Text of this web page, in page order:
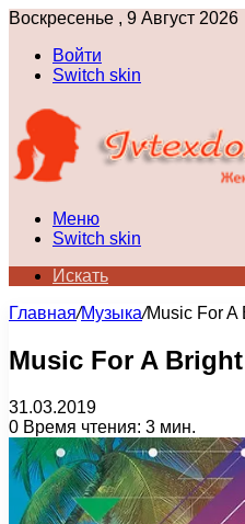
Воскресенье , 9 Август 2026
Войти
Switch skin
Меню
Switch skin
Искать
Главная/Музыка/Music For A
Music For A Bright
31.03.2019
0 Время чтения: 3 мин.